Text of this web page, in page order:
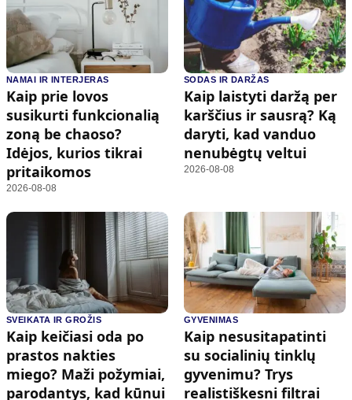
NAMAI IR INTERJERAS
Kaip prie lovos
susikurti funkcionalią
zoną be chaoso?
Idėjos, kurios tikrai
pritaikomos
2026-08-08
SODAS IR DARŽAS
Kaip laistyti daržą per
karščius ir sausrą? Ką
daryti, kad vanduo
nenubėgtų veltui
2026-08-08
SVEIKATA IR GROŽIS
Kaip keičiasi oda po
prastos nakties
miego? Maži požymiai,
parodantys, kad kūnui
GYVENIMAS
Kaip nesusitapatinti
su socialinių tinklų
gyvenimu? Trys
realistiškesni filtrai